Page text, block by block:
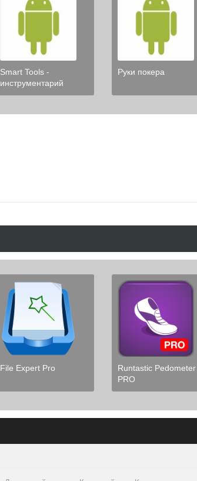
Smart Tools -
инструментарий
Руки покера
File Expert Pro
Runtastic Pedometer
PRO